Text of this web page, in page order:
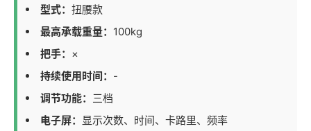
型式： 扭腰款
最高承载重量： 100kg
把手： ×
持续使用时间： -
调节功能： 三档
电子屏：
显示次数、时间、卡路里、频率